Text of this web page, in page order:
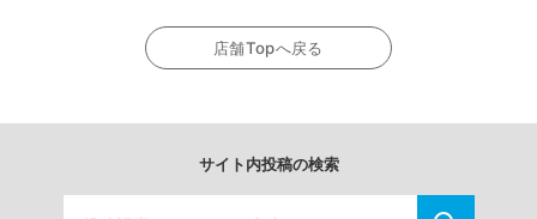
店舗Topへ戻る
サイト内投稿の検索